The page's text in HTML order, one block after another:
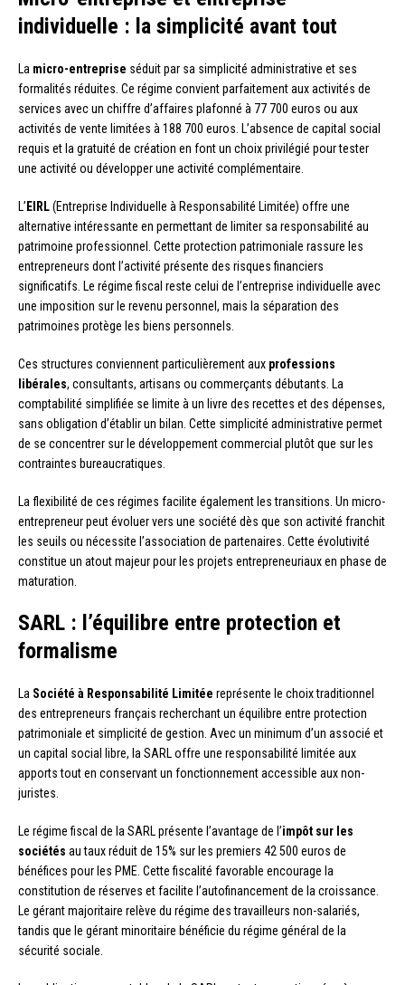
individuelle : la simplicité avant tout
La micro-entreprise séduit par sa simplicité administrative et ses
formalités réduites. Ce régime convient parfaitement aux activités de
services avec un chiffre d’affaires plafonné à 77 700 euros ou aux
activités de vente limitées à 188 700 euros. L’absence de capital social
requis et la gratuité de création en font un choix privilégié pour tester
une activité ou développer une activité complémentaire.
L’ EIRL(Entreprise Individuelle à Responsabilité Limitée) offre une
alternative intéressante en permettant de limiter sa responsabilité au
patrimoine professionnel. Cette protection patrimoniale rassure les
entrepreneurs dont l’activité présente des risques financiers
significatifs. Le régime fiscal reste celui de l’entreprise individuelle avec
une imposition sur le revenu personnel, mais la séparation des
patrimoines protège les biens personnels.
Ces structures conviennent particulièrement aux professions
libérales, consultants, artisans ou commerçants débutants. La
comptabilité simplifiée se limite à un livre des recettes et des dépenses,
sans obligation d’établir un bilan. Cette simplicité administrative permet
de se concentrer sur le développement commercial plutôt que sur les
contraintes bureaucratiques.
La flexibilité de ces régimes facilite également les transitions. Un micro-
entrepreneur peut évoluer vers une société dès que son activité franchit
les seuils ou nécessite l’association de partenaires. Cette évolutivité
constitue un atout majeur pour les projets entrepreneuriaux en phase de
maturation.
SARL : l’équilibre entre protection et
formalisme
La Société à Responsabilité Limitée représente le choix traditionnel
des entrepreneurs français recherchant un équilibre entre protection
patrimoniale et simplicité de gestion. Avec un minimum d’un associé et
un capital social libre, la SARL offre une responsabilité limitée aux
apports tout en conservant un fonctionnement accessible aux non-
juristes.
Le régime fiscal de la SARL présente l’avantage de l’impôt sur les
sociétés au taux réduit de 15% sur les premiers 42 500 euros de
bénéfices pour les PME. Cette fiscalité favorable encourage la
constitution de réserves et facilite l’autofinancement de la croissance.
Le gérant majoritaire relève du régime des travailleurs non-salariés,
tandis que le gérant minoritaire bénéficie du régime général de la
sécurité sociale.